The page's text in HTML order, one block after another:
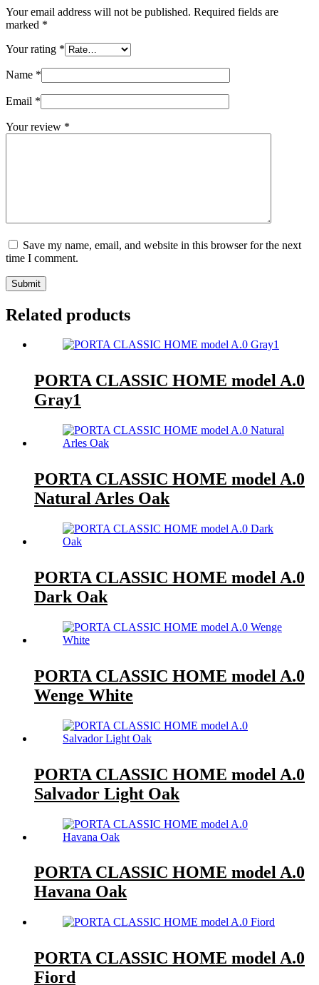
Your email address will not be published. Required fields are
marked *
Your rating *
Name *
Email *
Your review *
Save my name, email, and website in this browser for the next
time I comment.
Submit
Related products
PORTA CLASSIC HOME model A.0
Gray1
PORTA CLASSIC HOME model A.0
Natural Arles Oak
PORTA CLASSIC HOME model A.0
Dark Oak
PORTA CLASSIC HOME model A.0
Wenge White
PORTA CLASSIC HOME model A.0
Salvador Light Oak
PORTA CLASSIC HOME model A.0
Havana Oak
PORTA CLASSIC HOME model A.0
Fiord